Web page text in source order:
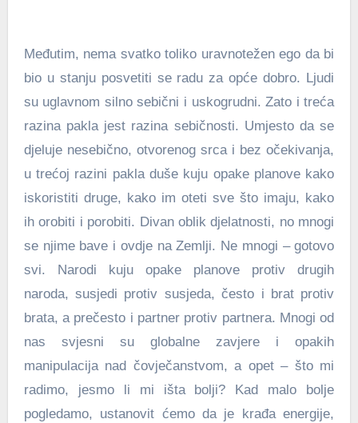
Međutim, nema svatko toliko uravnotežen ego da bi
bio u stanju posvetiti se radu za opće dobro. Ljudi
su uglavnom silno sebični i uskogrudni. Zato i treća
razina pakla jest razina sebičnosti. Umjesto da se
djeluje nesebično, otvorenog srca i bez očekivanja,
u trećoj razini pakla duše kuju opake planove kako
iskoristiti druge, kako im oteti sve što imaju, kako
ih orobiti i porobiti. Divan oblik djelatnosti, no mnogi
se njime bave i ovdje na Zemlji. Ne mnogi – gotovo
svi. Narodi kuju opake planove protiv drugih
naroda, susjedi protiv susjeda, često i brat protiv
brata, a prečesto i partner protiv partnera. Mnogi od
nas svjesni su globalne zavjere i opakih
manipulacija nad čovječanstvom, a opet – što mi
radimo, jesmo li mi išta bolji? Kad malo bolje
pogledamo, ustanovit ćemo da je krađa energije,